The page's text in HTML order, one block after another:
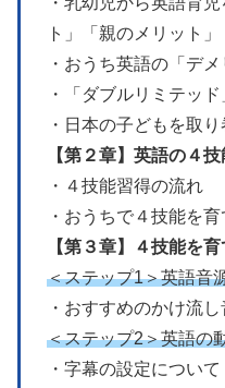
ト」「親のメリット」
・おうち英語の「デメ
・「ダブルリミテッ
・日本の子どもを取
【第２章】英語の４
・４技能習得の流れ
・おうちで４技能を
【第３章】４技能を
＜ステップ1＞英語音
・おすすめのかけ流
＜ステップ2＞英語の
・字幕の設定について